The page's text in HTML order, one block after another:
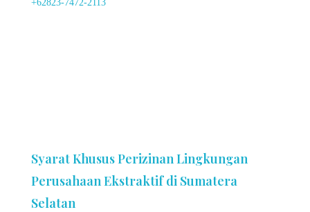
Syarat Khusus Perizinan Lingkungan
Perusahaan Ekstraktif di Sumatera
Selatan